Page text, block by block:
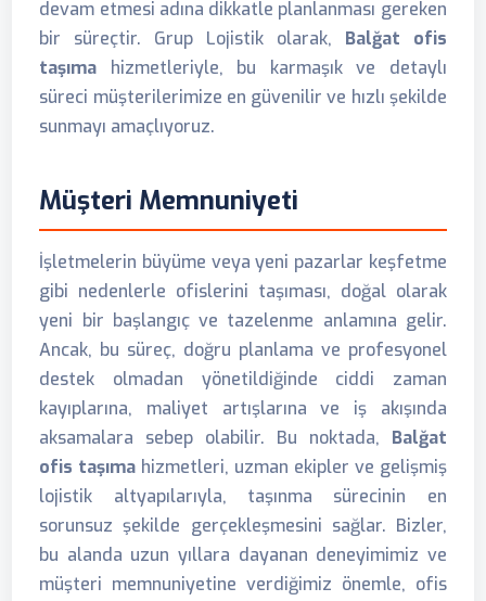
devam etmesi adına dikkatle planlanması gereken
bir süreçtir. Grup Lojistik olarak, Balğat ofis
taşıma hizmetleriyle, bu karmaşık ve detaylı
süreci müşterilerimize en güvenilir ve hızlı şekilde
sunmayı amaçlıyoruz.
Müşteri Memnuniyeti
İşletmelerin büyüme veya yeni pazarlar keşfetme
gibi nedenlerle ofislerini taşıması, doğal olarak
yeni bir başlangıç ve tazelenme anlamına gelir.
Ancak, bu süreç, doğru planlama ve profesyonel
destek olmadan yönetildiğinde ciddi zaman
kayıplarına, maliyet artışlarına ve iş akışında
aksamalara sebep olabilir. Bu noktada, Balğat
ofis taşıma hizmetleri, uzman ekipler ve gelişmiş
lojistik altyapılarıyla, taşınma sürecinin en
sorunsuz şekilde gerçekleşmesini sağlar. Bizler,
bu alanda uzun yıllara dayanan deneyimimiz ve
müşteri memnuniyetine verdiğimiz önemle, ofis